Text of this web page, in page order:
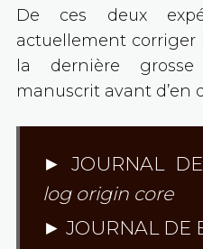
De ces deux
actuellement corriger
la dernière
manuscrit avant d’en
► JOURNAL
log origin core
► JOURNAL DE